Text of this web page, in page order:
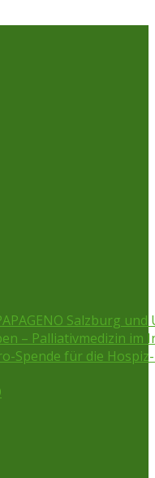
Salzburg und
– Palliativmedizin im
Spende für die